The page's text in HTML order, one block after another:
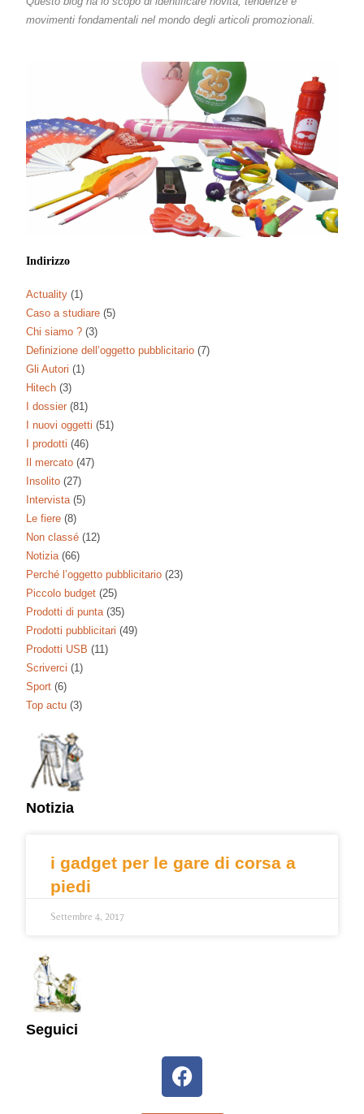
movimenti fondamentali nel mondo degli articoli promozionali.
Indirizzo
Actuality (1)
Caso a studiare (5)
Chi siamo ? (3)
Definizione dell’oggetto pubblicitario (7)
Gli Autori (1)
Hitech (3)
I dossier (81)
I nuovi oggetti (51)
I prodotti (46)
Il mercato (47)
Insolito (27)
Intervista (5)
Le fiere (8)
Non classé (12)
Notizia (66)
Perché l’oggetto pubblicitario (23)
Piccolo budget (25)
Prodotti di punta (35)
Prodotti pubblicitari (49)
Prodotti USB (11)
Scriverci (1)
Sport (6)
Top actu (3)
Notizia
i gadget per le gare di corsa a
piedi
Settembre 4, 2017
Seguici